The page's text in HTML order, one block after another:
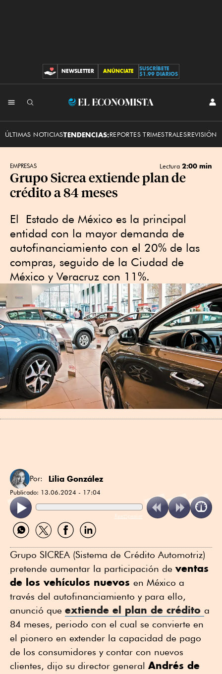
CONTRIBUCIONES
NEWSLETTER ANÚNCIATE
SUSCRÍBETE
$1.99 DIARIOS
El
ÚLTIMAS NOTICIASTENDENCIAS:REPORTES TRIMESTRALESREVISIÓN
EMPRESAS Lectura 2:00 min
Grupo Sicrea extiende plan de
crédito a 84 meses
El Estado de México es la principal
entidad con la mayor demanda de
autofinanciamiento con el 20% de las
compras, seguido de la Ciudad de
México y Veracruz con 11%.
Por: Lilia González
Publicado: 13.06.2024 - 17:04
ReadSpeaker
Compartir
por
Compartir
por
Compartir
por
Compartir
por
Grupo SICREA (Sistema de Crédito Automotriz)
pretende aumentar la participación de ventas
de los vehículos nuevos en México a
través del autofinanciamiento y para ello,
anunció que extiende el plan de crédito a
84 meses, periodo con el cual se convierte en
el pionero en extender la capacidad de pago
de los consumidores y contar con nuevos
clientes, dijo su director general Andrés de